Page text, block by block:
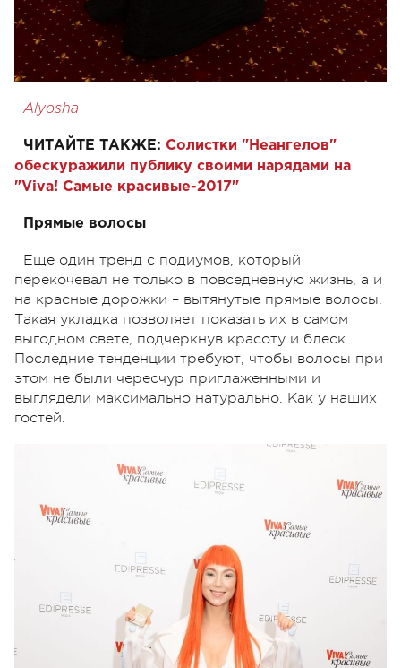
Alyosha
ЧИТАЙТЕ ТАКЖЕ: Солистки "Неангелов"
обескуражили публику своими нарядами на
"Viva! Самые красивые-2017"
Прямые волосы
Еще один тренд с подиумов, который
перекочевал не только в повседневную жизнь, а и
на красные дорожки – вытянутые прямые волосы.
Такая укладка позволяет показать их в самом
выгодном свете, подчеркнув красоту и блеск.
Последние тенденции требуют, чтобы волосы при
этом не были чересчур приглаженными и
выглядели максимально натурально. Как у наших
гостей.